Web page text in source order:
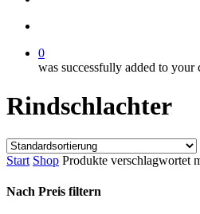
0
was successfully added to your
Rindschlachter
Start Shop Produkte verschlagwortet
Nach Preis filtern